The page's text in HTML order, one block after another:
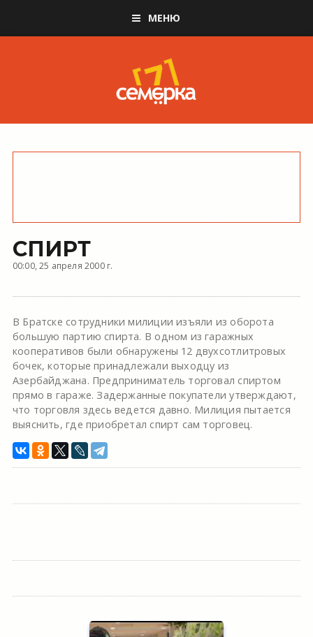
МЕНЮ
СПИРТ
00:00, 25 апреля 2000 г.
В Братске сотрудники милиции изъяли из оборота
большую партию спирта. В одном из гаражных
кооперативов были обнаружены 12 двухсотлитровых
бочек, которые принадлежали выходцу из
Азербайджана. Предприниматель торговал спиртом
прямо в гараже. Задержанные покупатели утверждают,
что торговля здесь ведется давно. Милиция пытается
выяснить, где приобретал спирт сам торговец.